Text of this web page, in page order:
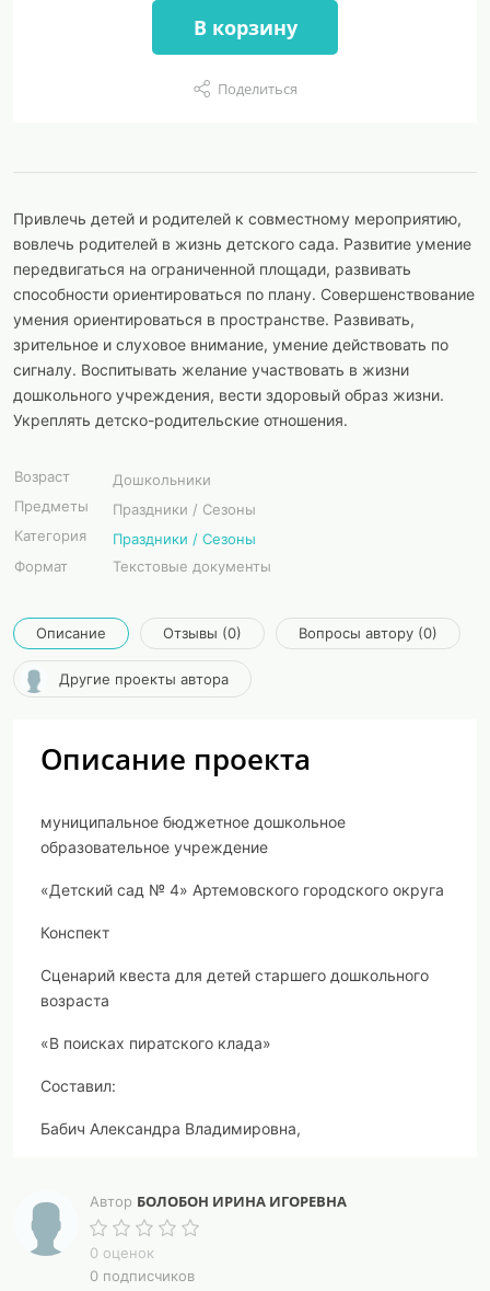
В корзину
Поделиться
Привлечь детей и родителей к совместному мероприятию,
вовлечь родителей в жизнь детского сада. Развитие умение
передвигаться на ограниченной площади, развивать
способности ориентироваться по плану. Совершенствование
умения ориентироваться в пространстве. Развивать,
зрительное и слуховое внимание, умение действовать по
сигналу. Воспитывать желание участвовать в жизни
дошкольного учреждения, вести здоровый образ жизни.
Укреплять детско-родительские отношения.
Возраст
Дошкольники
Предметы
Праздники / Сезоны
Категория
Праздники / Сезоны
Формат
Текстовые документы
Описание Отзывы (0) Вопросы автору (0)
Другие проекты автора
Описание проекта
муниципальное бюджетное дошкольное
образовательное учреждение
«Детский сад № 4» Артемовского городского округа
Конспект
Сценарий квеста для детей старшего дошкольного
возраста
«В поисках пиратского клада»
Составил:
Бабич Александра Владимировна,
Болобон Ирина Игоревна,
воспитатель
Автор БОЛОБОН ИРИНА ИГОРЕВНА
0 оценок
0 подписчиков